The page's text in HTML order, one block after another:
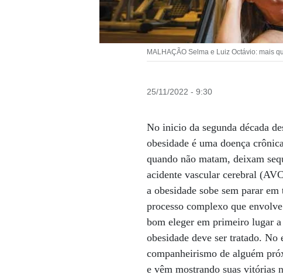
MALHAÇÃO Selma e Luiz Octávio: mais
25/11/2022 - 9:30
No inicio da segunda década
obesidade é uma doença
quando não matam, deixam
acidente vascular cerebral
a obesidade sobe sem parar
processo complexo que
bom eleger em primeiro lugar
obesidade deve ser tratado.
companheirismo de alguém
e vêm mostrando suas vitórias